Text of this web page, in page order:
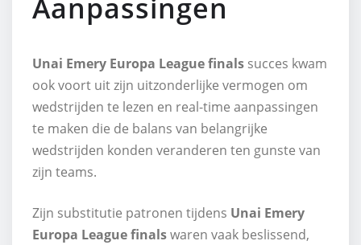
Aanpassingen
Unai Emery Europa League finals succes kwam
ook voort uit zijn uitzonderlijke vermogen om
wedstrijden te lezen en real-time aanpassingen
te maken die de balans van belangrijke
wedstrijden konden veranderen ten gunste van
zijn teams.
Zijn substitutie patronen tijdens Unai Emery
Europa League finalswaren vaak beslissend,